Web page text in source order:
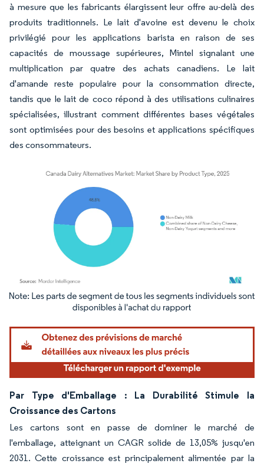
à mesure que les fabricants élargissent leur offre au-delà des
produits traditionnels. Le lait d'avoine est devenu le choix
privilégié pour les applications barista en raison de ses
capacités de moussage supérieures, Mintel signalant une
multiplication par quatre des achats canadiens. Le lait
d'amande reste populaire pour la consommation directe,
tandis que le lait de coco répond à des utilisations culinaires
spécialisées, illustrant comment différentes bases végétales
sont optimisées pour des besoins et applications spécifiques
des consommateurs.
Image © Mordor Intelligence. La réutilisation nécessite une attribution sous CC BY
Par Type d'Emballage : La Durabilité Stimule la
Croissance des Cartons
Les cartons sont en passe de dominer le marché de
l'emballage, atteignant un CAGR solide de 13,05% jusqu'en
2031. Cette croissance est principalement alimentée par la